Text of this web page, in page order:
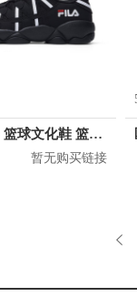
FILA/斐乐 篮球文化鞋 篮球鞋 F62M041232F
暂无购买链接